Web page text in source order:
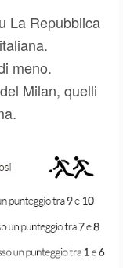
La Repubblica
meno.
Milan, quelli